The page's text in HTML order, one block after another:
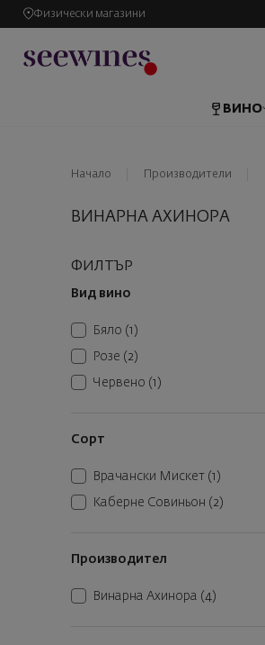
Физически магазини
ВИНО
Начало Производители
ВИНАРНА АХИНОРА
ФИЛТЪР
Вид вино
Бяло (1)
Розе (2)
Червено (1)
Сорт
Врачански Мискет (1)
Каберне Совиньон (2)
Производител
Винарна Ахинора (4)